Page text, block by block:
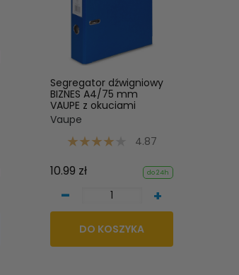
Segregator dźwigniowy
BIZNES A4/75 mm
VAUPE z okuciami
Vaupe
4.87
10.99 zł do 24h
- +
DO KOSZYKA